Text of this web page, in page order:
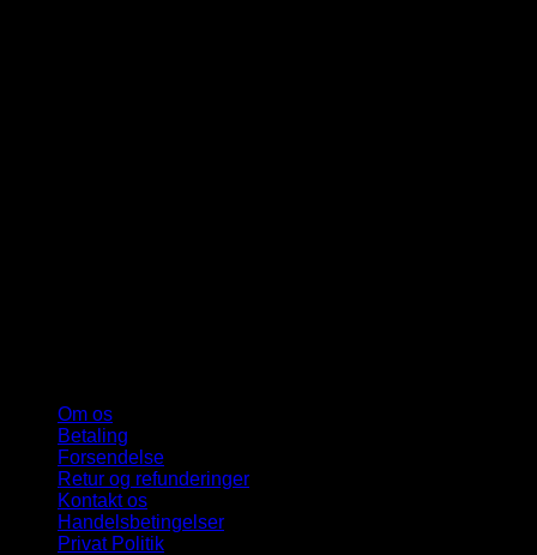
Om os
Betaling
Forsendelse
Retur og refunderinger
Kontakt os
Handelsbetingelser
Privat Politik